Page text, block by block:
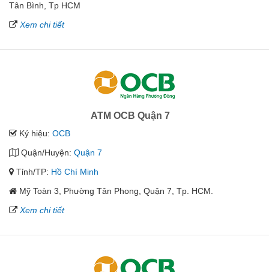
Tân Bình, Tp HCM
Xem chi tiết
ATM OCB Quận 7
Ký hiệu: OCB
Quận/Huyện: Quận 7
Tỉnh/TP: Hồ Chí Minh
Mỹ Toàn 3, Phường Tân Phong, Quận 7, Tp. HCM.
Xem chi tiết